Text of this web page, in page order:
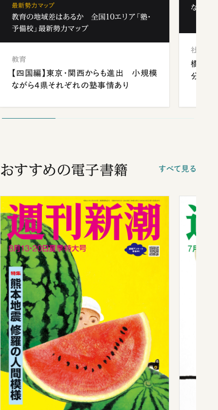
最新勢力マップ
教育の地域差はあるか 全国10エリア「塾・
予備校」最新勢力マップ
教育
【四国編】東京・関西からも進出 小規模
ながら4県それぞれの塾事情あり
なぜ「
社会
橋本愛
分 佐
おすすめの電子書籍 すべて見る